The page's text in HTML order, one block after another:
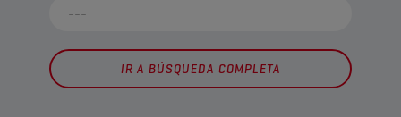
IR A BÚSQUEDA COMPLETA